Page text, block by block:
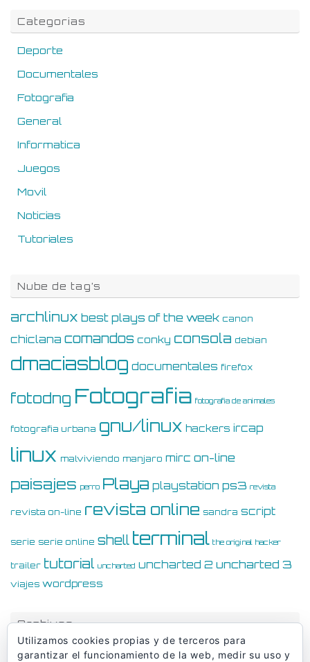
Categorias
Deporte
Documentales
Fotografia
General
Informatica
Juegos
Movil
Noticias
Tutoriales
Nube de tag’s
archlinux best plays of the week canon
chiclana comandos conky consola debian
dmaciasblog documentales firefox
fotodng Fotografia fotografia de animales
fotografia urbana gnu/linux hackers ircap
linux malviviendo manjaro mirc on-line
paisajes perro Playa playstation ps3 revista
revista on-line revista online sandra script
serie serie online shell terminal the original hacker
trailer tutorial uncharted uncharted 2 uncharted 3
viajes wordpress
Archivos
Archivos
Utilizamos cookies propias y de terceros para
garantizar el funcionamiento de la web, medir su uso y